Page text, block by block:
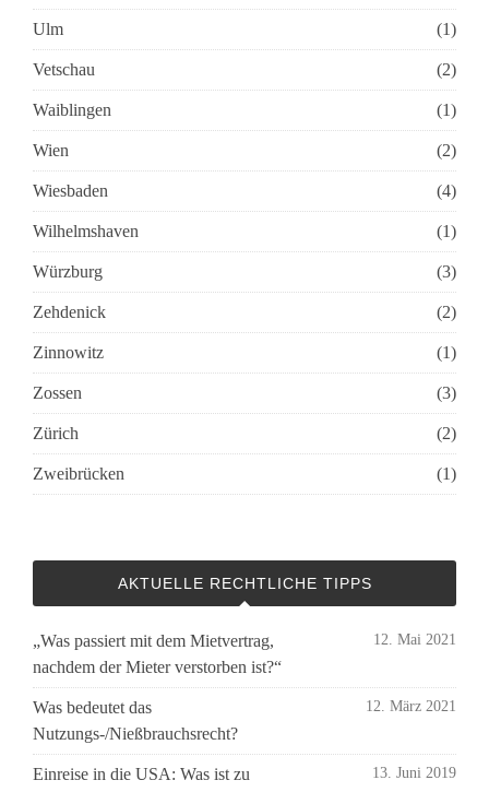
Ulm (1)
Vetschau (2)
Waiblingen (1)
Wien (2)
Wiesbaden (4)
Wilhelmshaven (1)
Würzburg (3)
Zehdenick (2)
Zinnowitz (1)
Zossen (3)
Zürich (2)
Zweibrücken (1)
AKTUELLE RECHTLICHE TIPPS
„Was passiert mit dem Mietvertrag,
nachdem der Mieter verstorben ist?“
12. Mai 2021
Was bedeutet das
Nutzungs-/Nießbrauchsrecht?
12. März 2021
Einreise in die USA: Was ist zu
13. Juni 2019